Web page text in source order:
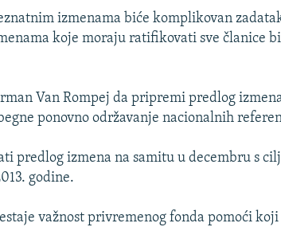
izmenama biće komplikovan
koje moraju ratifikovati sve članice
Van Rompej da pripremi predlog
ponovno održavanje nacionalnih
predlog izmena na samitu u decembru s
godine.
važnost privremenog fonda pomoći